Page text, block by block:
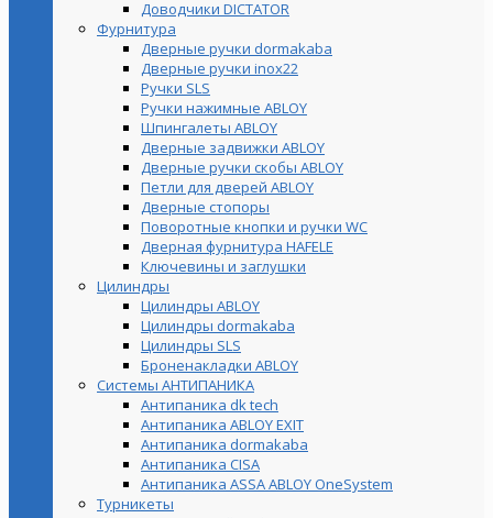
Доводчики DICTATOR
Фурнитура
Дверные ручки dormakaba
Дверные ручки inox22
Ручки SLS
Ручки нажимные ABLOY
Шпингалеты ABLOY
Дверные задвижки ABLOY
Дверные ручки скобы ABLOY
Петли для дверей ABLOY
Дверные стопоры
Поворотные кнопки и ручки WC
Дверная фурнитура HAFELE
Ключевины и заглушки
Цилиндры
Цилиндры ABLOY
Цилиндры dormakaba
Цилиндры SLS
Броненакладки ABLOY
Системы АНТИПАНИКА
Антипаника dk tech
Антипаника ABLOY EXIT
Антипаника dormakaba
Антипаника СISA
Антипаника ASSA ABLOY OneSystem
Турникеты